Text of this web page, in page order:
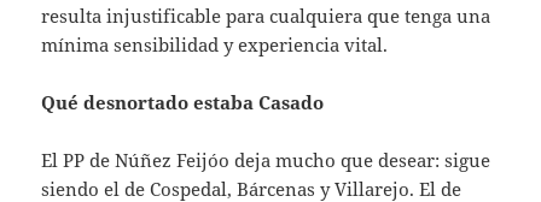
resulta injustificable para cualquiera que tenga una
mínima sensibilidad y experiencia vital.
Qué desnortado estaba Casado
El PP de Núñez Feijóo deja mucho que desear: sigue
siendo el de Cospedal, Bárcenas y Villarejo. El de